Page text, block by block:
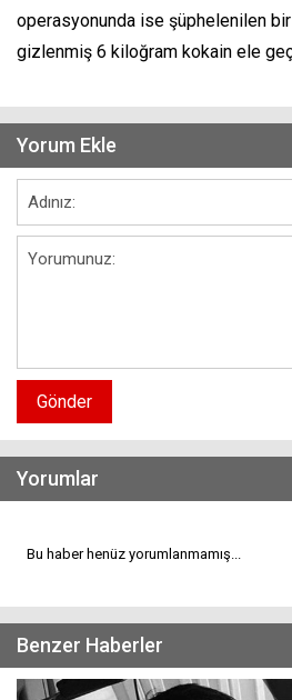
operasyonunda ise şüphelenilen bir
gizlenmiş 6 kiloğram kokain ele
Yorum Ekle
Gönder
Yorumlar
Bu haber henüz yorumlanmamış...
Benzer Haberler